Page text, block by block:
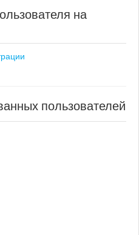
на
пользователей